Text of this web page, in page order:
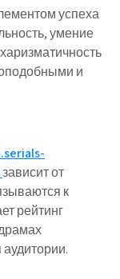
успеха
умение
и
зависит от
к
рейтинг